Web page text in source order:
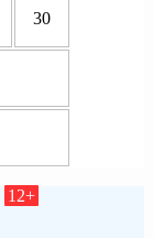
30
12+